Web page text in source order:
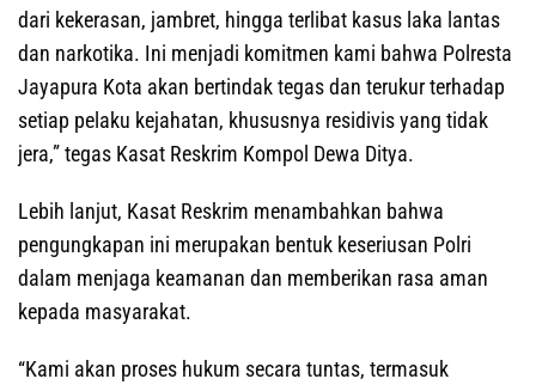
dari kekerasan, jambret, hingga terlibat kasus laka lantas
dan narkotika. Ini menjadi komitmen kami bahwa Polresta
Jayapura Kota akan bertindak tegas dan terukur terhadap
setiap pelaku kejahatan, khususnya residivis yang tidak
jera,” tegas Kasat Reskrim Kompol Dewa Ditya.
‎‎Lebih lanjut, Kasat Reskrim menambahkan bahwa
pengungkapan ini merupakan bentuk keseriusan Polri
dalam menjaga keamanan dan memberikan rasa aman
kepada masyarakat.
‎‎“Kami akan proses hukum secara tuntas, termasuk